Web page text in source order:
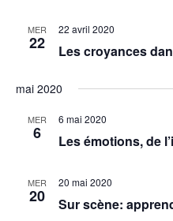
MER
22
22 avril 2020
Les croyances
mai 2020
MER
6
6 mai 2020
Les émotions, de
MER
20
20 mai 2020
Sur scène: